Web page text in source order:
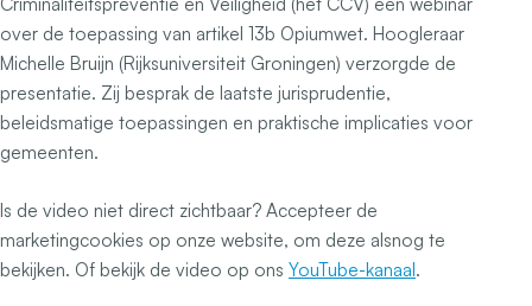
over de toepassing van artikel 13b Opiumwet. Hoogleraar
Michelle Bruijn (Rijksuniversiteit Groningen) verzorgde de
presentatie. Zij besprak de laatste jurisprudentie,
beleidsmatige toepassingen en praktische implicaties voor
gemeenten.
Is de video niet direct zichtbaar? Accepteer de
marketingcookies op onze website, om deze alsnog te
bekijken. Of bekijk de video op ons YouTube-kanaal.